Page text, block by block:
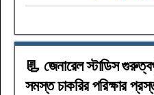
📃 জেনারেল স্টাডিস
সমস্ত চাকরির পরিক্ষার